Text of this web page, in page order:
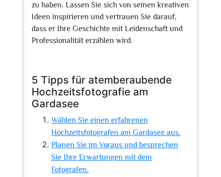
zu haben. Lassen Sie sich von seinen kreativen
Ideen inspirieren und vertrauen Sie darauf,
dass er Ihre Geschichte mit Leidenschaft und
Professionalität erzählen wird.
5 Tipps für atemberaubende
Hochzeitsfotografie am
Gardasee
Wählen Sie einen erfahrenen
Hochzeitsfotografen am Gardasee aus.
Planen Sie im Voraus und besprechen
Sie Ihre Erwartungen mit dem
Fotografen.